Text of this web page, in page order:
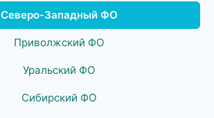
Северо-Западный ФО
Приволжский ФО
Уральский ФО
Сибирский ФО